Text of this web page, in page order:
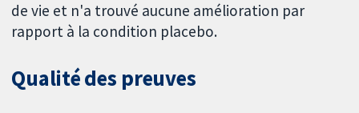
de vie et n'a trouvé aucune amélioration par
rapport à la condition placebo.
Qualité des preuves